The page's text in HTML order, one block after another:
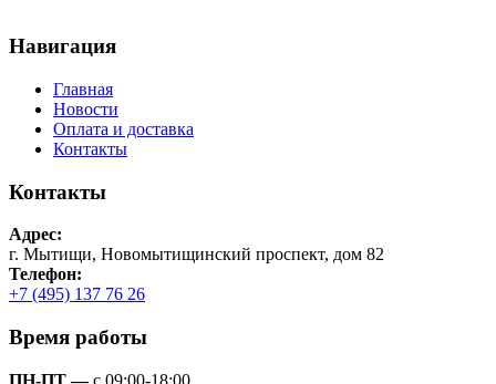
Навигация
Главная
Новости
Оплата и доставка
Контакты
Контакты
Адрес:
г. Мытищи, Новомытищинский проспект, дом 82
Телефон:
+7 (495) 137 76 26
Время работы
ПН-ПТ —с 09:00-18:00,